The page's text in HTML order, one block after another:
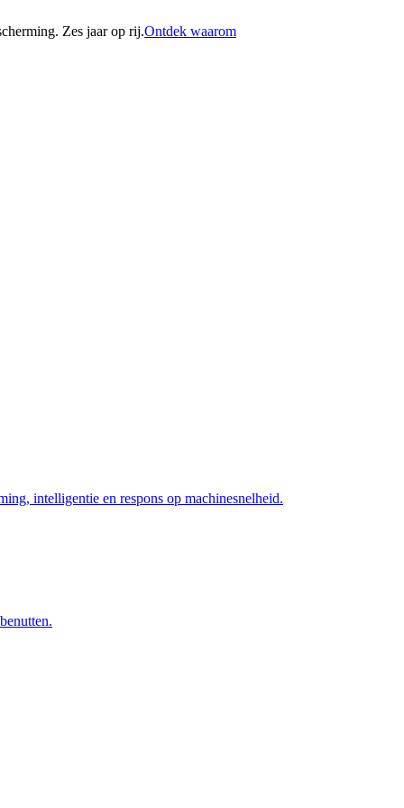
Zes jaar op rij.Ontdek waarom
intelligentie en respons op machinesnelheid.